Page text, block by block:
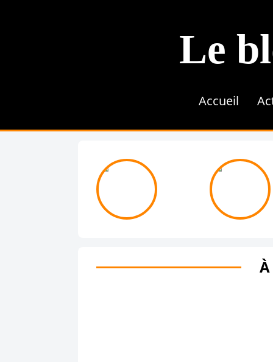
Le
Accueil